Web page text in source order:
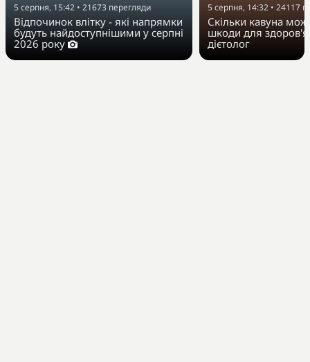
5 серпня, 15:42 • 21673 перегляди
Відпочинок влітку - які напрямки
будуть найдоступнішими у серпні
2026 року
5 серпня, 14:32 • 24117
Скільки кавуна
шкоди для
дієтолог